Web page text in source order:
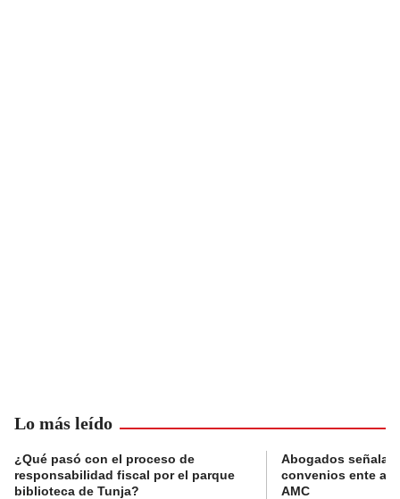
Lo más leído
¿Qué pasó con el proceso de
responsabilidad fiscal por el parque
biblioteca de Tunja?
Abogados
convenios ente
AMC